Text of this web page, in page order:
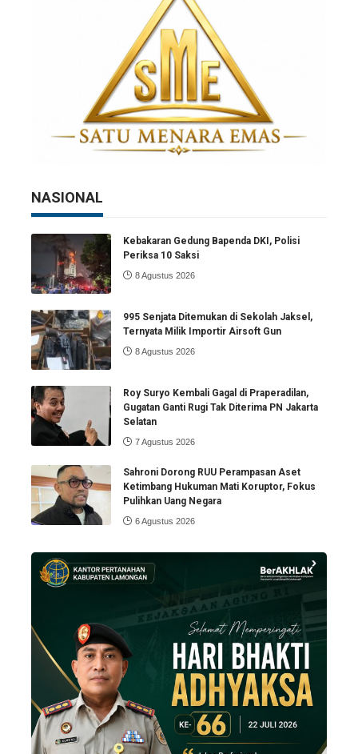
NASIONAL
Kebakaran Gedung Bapenda DKI, Polisi
Periksa 10 Saksi
8 Agustus 2026
995 Senjata Ditemukan di Sekolah Jaksel,
Ternyata Milik Importir Airsoft Gun
8 Agustus 2026
Roy Suryo Kembali Gagal di Praperadilan,
Gugatan Ganti Rugi Tak Diterima PN Jakarta
Selatan
7 Agustus 2026
Sahroni Dorong RUU Perampasan Aset
Ketimbang Hukuman Mati Koruptor, Fokus
Pulihkan Uang Negara
6 Agustus 2026